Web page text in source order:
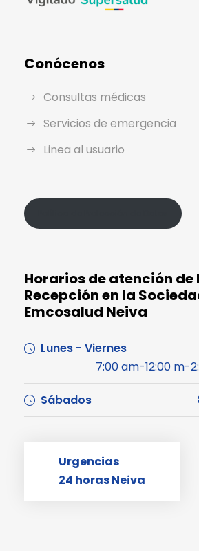
Conócenos
Consultas médicas
Servicios de emergencia
Linea al usuario
Horarios de atención de
Recepción en la
Emcosalud Neiva
Lunes - Viernes
7:00 am-12:00 m-
Sábados
Urgencias
24 horas Neiva